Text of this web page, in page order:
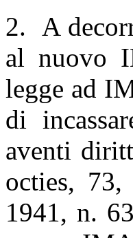
2. A
al nuovo
legge ad
di
aventi
octies,
1941, n.